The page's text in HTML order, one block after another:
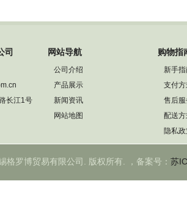
司
长江1号
网站导航
公司介绍
产品展示
新闻资讯
网站地图
购物指
新手
支付
售后
配送
隐私
格罗博贸易有限公司. 版权所有. ，备案号： 苏